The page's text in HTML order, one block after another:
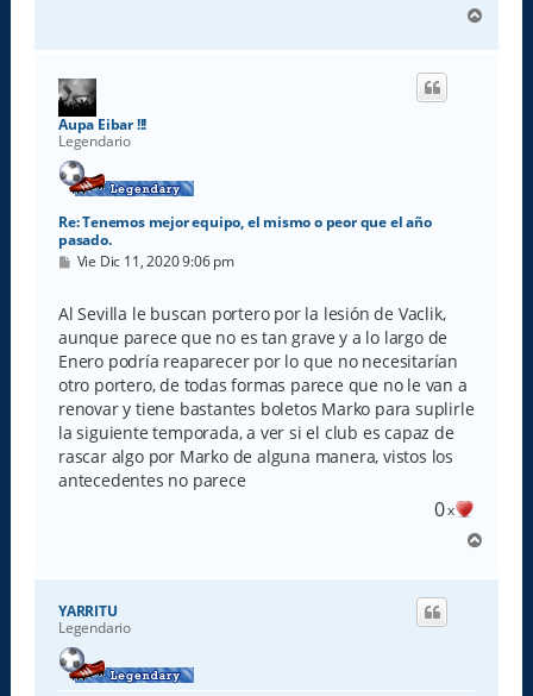
r
Aupa Eibar !!!
Legendario
Re: Tenemos mejor equipo, el mismo o peor que el año
pasado.
M
s
a
j
e
Vie Dic 11, 2020 9:06 pm
Al Sevilla le buscan portero por la lesión de Vaclik,
aunque parece que no es tan grave y a lo largo de
Enero podría reaparecer por lo que no necesitarían
otro portero, de todas formas parece que no le van a
renovar y tiene bastantes boletos Marko para suplirle
la siguiente temporada, a ver si el club es capaz de
rascar algo por Marko de alguna manera, vistos los
antecedentes no parece
0x
r
YARRITU
Legendario